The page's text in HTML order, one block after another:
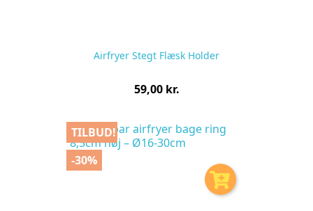
Airfryer Stegt Flæsk Holder
Pris
59,00 kr.
TILBUD!
-30%